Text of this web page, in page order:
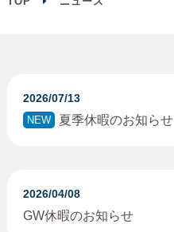
2026/07/13
NEW 夏季休暇のお知らせ
2026/04/08
GW休暇のお知らせ